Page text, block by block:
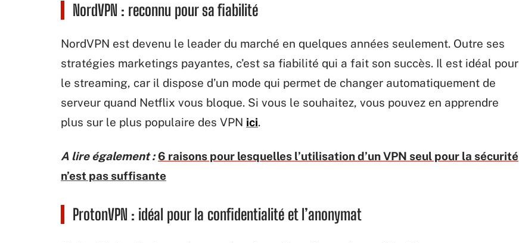
NordVPN : reconnu pour sa fiabilité
NordVPN est devenu le leader du marché en quelques années seulement. Outre ses
stratégies marketings payantes, c’est sa fiabilité qui a fait son succès. Il est idéal pour
le streaming, car il dispose d’un mode qui permet de changer automatiquement de
serveur quand Netflix vous bloque. Si vous le souhaitez, vous pouvez en apprendre
plus sur le plus populaire des VPN ici.
A lire également : 6 raisons pour lesquelles l’utilisation d’un VPN seul pour la sécurité
n’est pas suffisante
ProtonVPN : idéal pour la confidentialité et l’anonymat